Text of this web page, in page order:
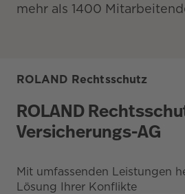
mehr als 1400
ROLAND Rechtsschutz
ROLAND
Versicherungs-AG
Mit umfassenden Leistungen
Lösung Ihrer Konflikte